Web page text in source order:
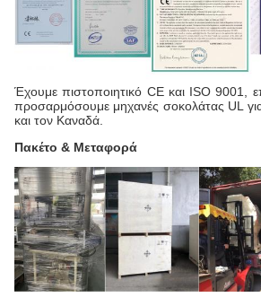
Έχουμε πιστοποιητικό CE και ISO 9001,
προσαρμόσουμε μηχανές σοκολάτας UL
και τον Καναδά.
Πακέτο & Μεταφορά